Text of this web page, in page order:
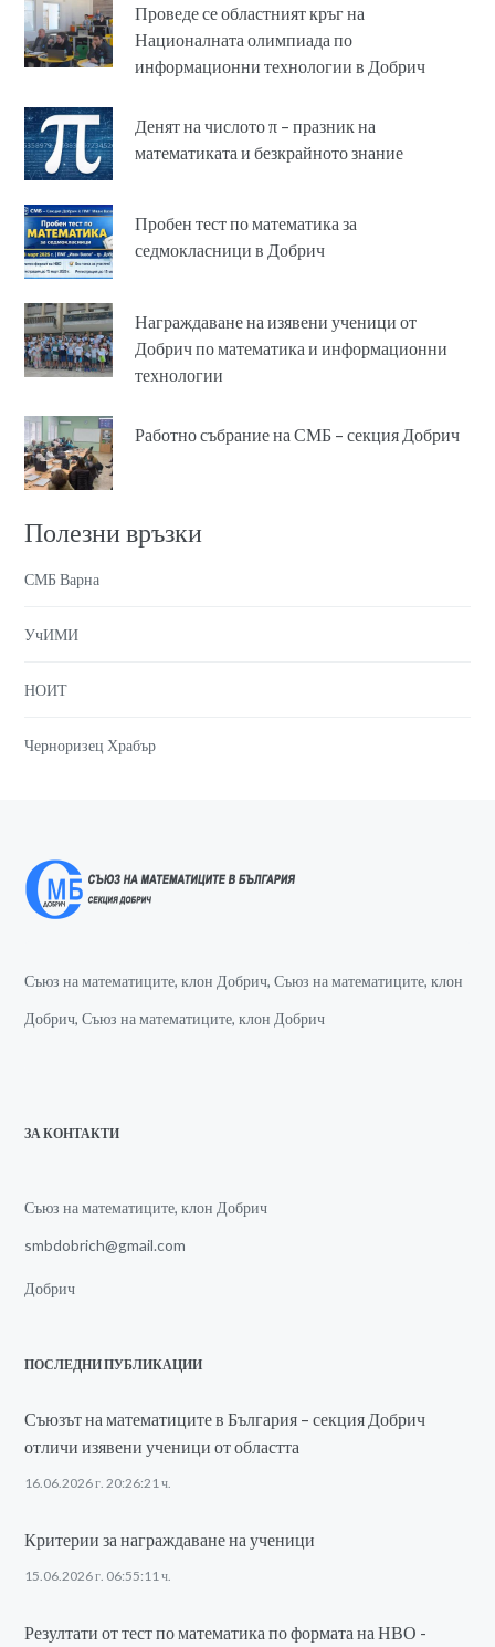
Проведе се областният кръг на
Националната олимпиада по
информационни технологии в Добрич
Денят на числото π – празник на
математиката и безкрайното знание
Пробен тест по математика за
седмокласници в Добрич
Награждаване на изявени ученици от
Добрич по математика и информационни
технологии
Работно събрание на СМБ – секция Добрич
Полезни връзки
СМБ Варна
УчИМИ
НОИТ
Черноризец Храбър
Съюз на математиците, клон Добрич, Съюз на математиците, клон
Добрич, Съюз на математиците, клон Добрич
ЗА КОНТАКТИ
Съюз на математиците, клон Добрич
smbdobrich@gmail.com
Добрич
ПОСЛЕДНИ ПУБЛИКАЦИИ
Съюзът на математиците в България – секция Добрич
отличи изявени ученици от областта
16.06.2026 г. 20:26:21 ч.
Критерии за награждаване на ученици
15.06.2026 г. 06:55:11 ч.
Резултати от тест по математика по формата на НВО -